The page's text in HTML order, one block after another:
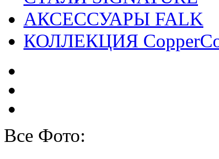
АКСЕССУАРЫ FALK
КОЛЛЕКЦИЯ
Все Фото: